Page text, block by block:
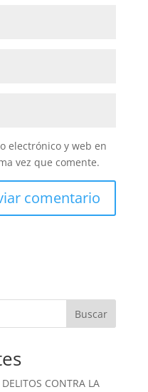
electrónico y web en
vez que comente.
Buscar
CONTRA LA